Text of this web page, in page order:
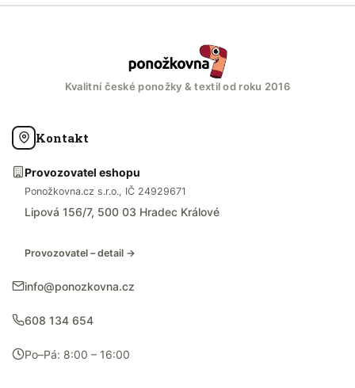
Kvalitní české ponožky & textil od roku 2016
Kontakt
Provozovatel eshopu
Ponožkovna.cz s.r.o., IČ 24929671
Lipová 156/7, 500 03 Hradec Králové
Provozovatel – detail →
info@ponozkovna.cz
608 134 654
Po–Pá: 8:00 – 16:00